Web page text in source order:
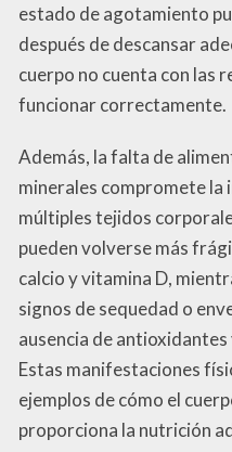
estado de agotamiento
después de descansar
cuerpo no cuenta con las
funcionar correctamente.
Además, la falta de
minerales compromete
múltiples tejidos
pueden volverse más
calcio y vitamina D,
signos de sequedad o
ausencia de
Estas manifestaciones
ejemplos de cómo el
proporciona la nutrición